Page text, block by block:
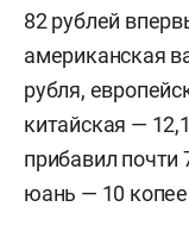
82 рублей
американская
рубля,
китайская —
прибавил почти
юань — 10